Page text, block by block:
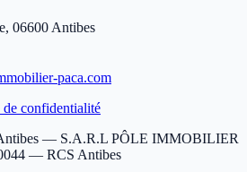
06600 Antibes
paca.com
confidentialité
— S.A.R.L PÔLE IMMOBILIER
— RCS Antibes